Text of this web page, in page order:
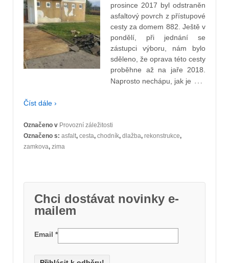
prosince 2017 byl odstraněn
asfaltový povrch z přístupové
cesty za domem 882. Ještě v
pondělí, při jednání se
zástupci výboru, nám bylo
sděleno, že oprava této cesty
proběhne až na jaře 2018.
Naprosto nechápu, jak je …
Číst dále ›
Označeno v Provozní záležitosti
Označeno s: asfalt, cesta, chodník, dlažba, rekonstrukce,
zamkova, zima
Chci dostávat novinky e-
mailem
Email *